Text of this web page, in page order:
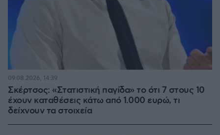
Σκέρτσος: «Στατιστική παγίδα» το ότι 7 στους 10
έχουν καταθέσεις κάτω από 1.000 ευρώ, τι
δείχνουν τα στοιχεία
09.08.2026, 14:39